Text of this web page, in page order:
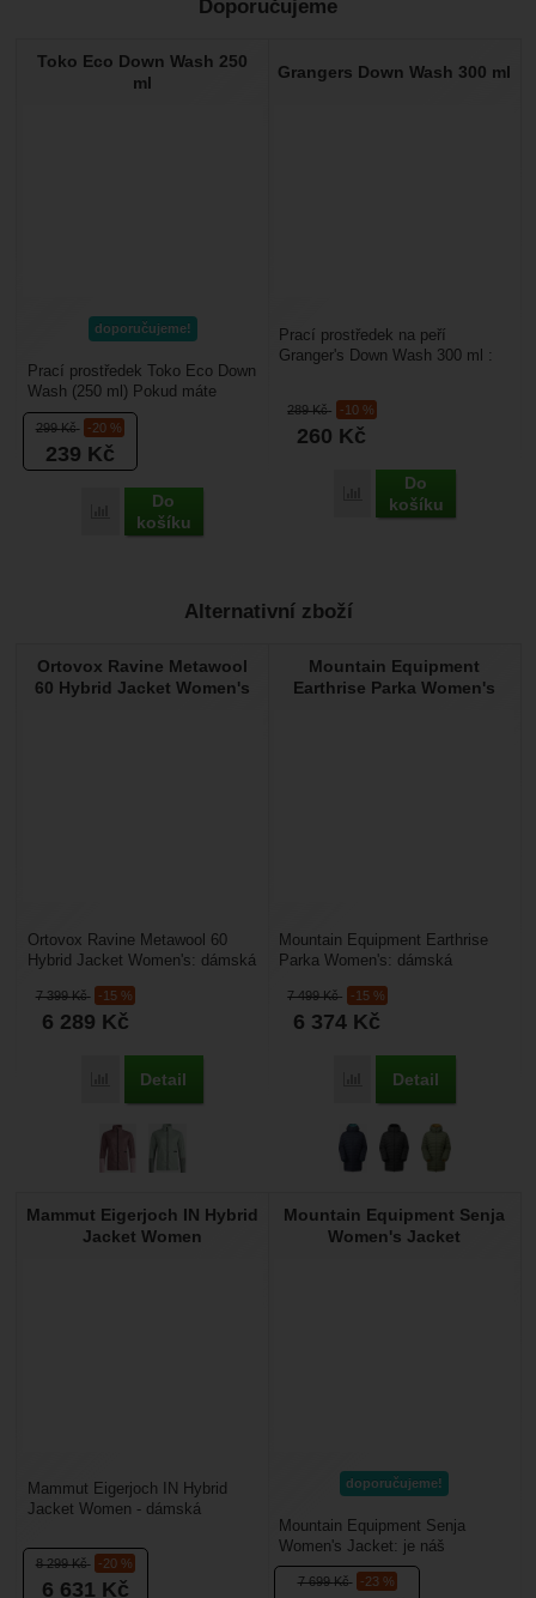
Nebyla přidána žádná recenze.
Doporučujeme
Toko Eco Down Wash 250
ml
doporučujeme!
299Kč -20 %
239 Kč
Porovnat
Do
košíku
Prací prostředek Toko Eco Down
Wash (250 ml) Pokud máte
doma péřovou bundu, vestu
nebo spacák (například...
Grangers Down Wash 300 ml
289Kč -10 %
260 Kč
Porovnat
Do
košíku
Prací prostředek na peří
Granger's Down Wash 300 ml :
oblečení a péřových...
Alternativní zboží
Ortovox Ravine Metawool
60 Hybrid Jacket Women's
7 399Kč -15 %
6 289 Kč
Porovnat
Detail
Ortovox Ravine Metawool 60
Hybrid Jacket Women's: dámská
vrstva pod membránovou...
Mountain Equipment
Earthrise Parka Women's
7 499Kč -15 %
6 374 Kč
Porovnat
Detail
Mountain Equipment Earthrise
Parka Women's: dámská
Parka. Jako izolace je v...
Mammut Eigerjoch IN Hybrid
Jacket Women
8 299Kč -20 %
6 631 Kč
Mammut Eigerjoch IN Hybrid
Jacket Women - dámská
Mammut patří do lezecké
kolekce Eiger...
Mountain Equipment Senja
Women's Jacket
doporučujeme!
7 699Kč -23 %
Mountain Equipment Senja
Women's Jacket: je náš
bestseller, membránová, zimní
dámská péřová bunda, je...